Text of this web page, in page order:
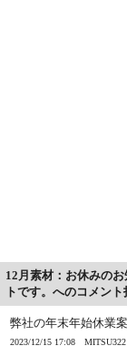
12月素材：お休みの
トです。へのコメント
弊社の年末年始休業
2023/12/15 17:08